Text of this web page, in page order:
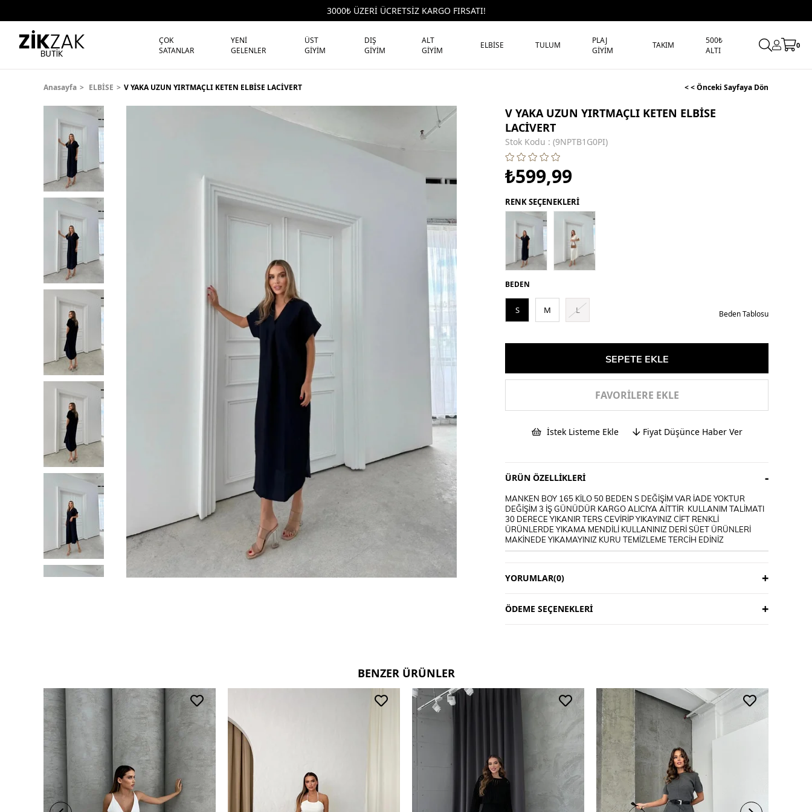
3000₺ ÜZERİ ÜCRETSİZ KARGO FIRSATI!
ÇOK
SATANLAR
YENİ
GELENLER
ÜST
GİYİM
DIŞ
GİYİM
ALT
GİYİM
ELBİSE TULUM
PLAJ
GİYİM
TAKIM
500₺
ALTI
0
Anasayfa ELBİSE V YAKA UZUN YIRTMAÇLI KETEN ELBİSE LACİVERT < < Önceki Sayfaya Dön
V YAKA UZUN YIRTMAÇLI KETEN ELBİSE
LACİVERT
Stok Kodu (9NPTB1G0PI)
₺599,99
RENK SEÇENEKLERİ
BEDEN
S M L Beden Tablosu
FAVORILERE EKLE
İstek Listeme Ekle Fiyat Düşünce Haber Ver
ÜRÜN ÖZELLIKLERI
MANKEN BOY 165 KİLO 50 BEDEN S DEĞİŞİM VAR İADE YOKTUR
DEĞİŞİM 3 İŞ GÜNÜDÜR KARGO ALICIYA AİTTİR KULLANIM TALİMATI
30 DERECE YIKANIR TERS CEVİRİP YIKAYINIZ CİFT RENKLİ
ÜRÜNLERDE YIKAMA MENDİLİ KULLANINIZ DERİ SÜET ÜRÜNLERİ
MAKİNEDE YIKAMAYINIZ KURU TEMİZLEME TERCİH EDİNİZ
YORUMLAR(0)
ÖDEME SEÇENEKLERI
BENZER ÜRÜNLER